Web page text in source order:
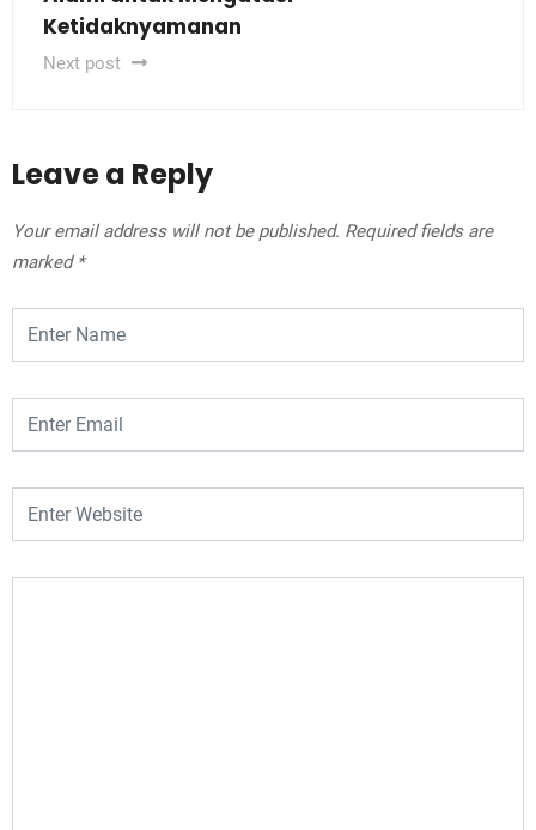
Ketidaknyamanan
Next post
Leave a Reply
Your email address will not be published. Required fields are
marked *